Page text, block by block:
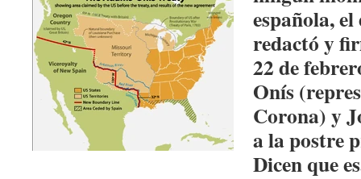
española,
redactó y
22 de
Onís
Corona) y
a la postre
Dicen que